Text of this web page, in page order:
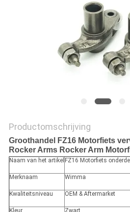
Productomschrijving
Groothandel FZ16 Motorfiets
Rocker Arms Rocker Arm
Naam van het artikel FZ16 Motorfiets
Merknaam Wimma
Kwaliteitsniveau OEM & Aftermarket